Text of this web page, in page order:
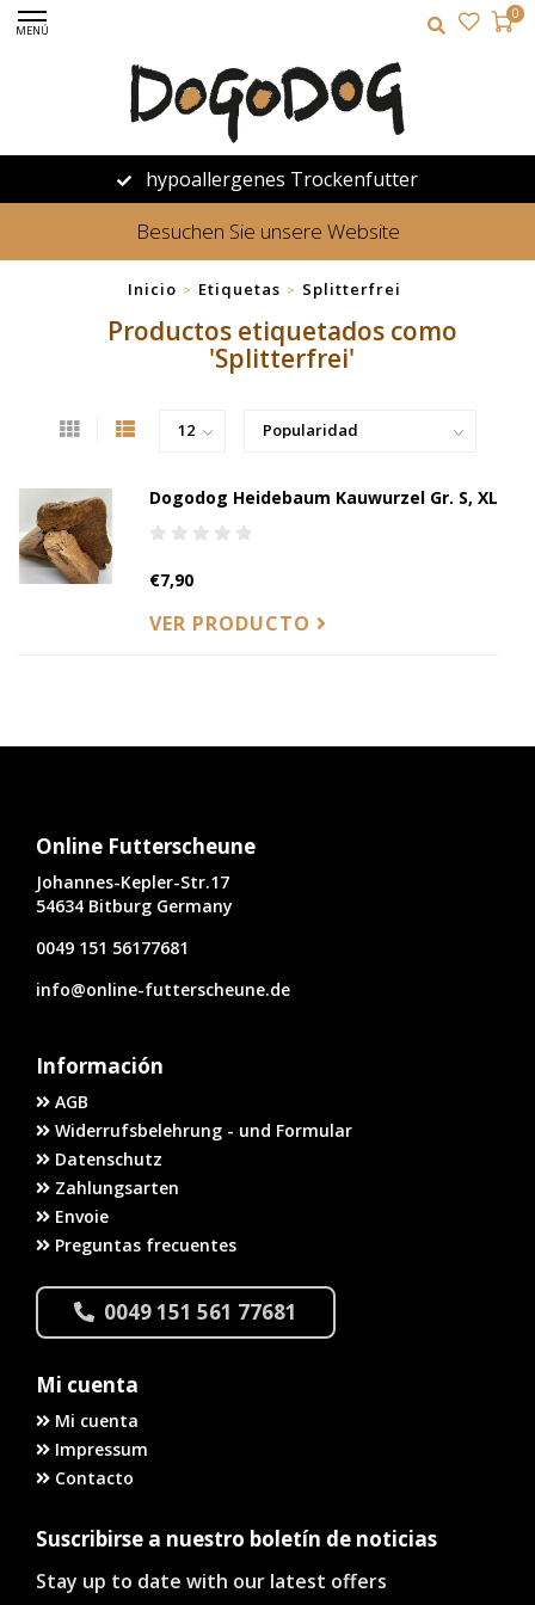
MENÚ
0
hypoallergenes Trockenfutter
Besuchen Sie unsere Website
Inicio > Etiquetas > Splitterfrei
Productos etiquetados como
'Splitterfrei'
Dogodog Heidebaum Kauwurzel Gr. S, XL
€7,90
VER PRODUCTO
Online Futterscheune
Johannes-Kepler-Str.17
54634 Bitburg Germany
0049 151 56177681
info@online-futterscheune.de
Información
AGB
Widerrufsbelehrung - und Formular
Datenschutz
Zahlungsarten
Envoie
Preguntas frecuentes
0049 151 561 77681
Mi cuenta
Mi cuenta
Impressum
Contacto
Suscribirse a nuestro boletín de noticias
Stay up to date with our latest offers